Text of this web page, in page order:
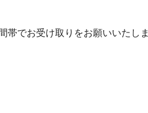
帯でお受け取りをお願いいたしま